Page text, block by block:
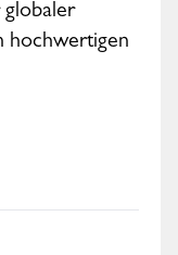
hochwertigen